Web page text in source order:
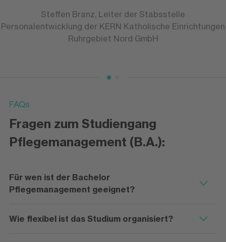
Steffen Branz, Leiter der Stabsstelle
Personalentwicklung der KERN Katholische Einrichtungen
Ruhrgebiet Nord GmbH
FAQs
Fragen zum Studiengang
Pflegemanagement (B.A.):
Für wen ist der Bachelor
Pflegemanagement geeignet?
Wie flexibel ist das Studium organisiert?